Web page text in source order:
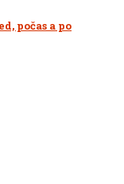
počas a po